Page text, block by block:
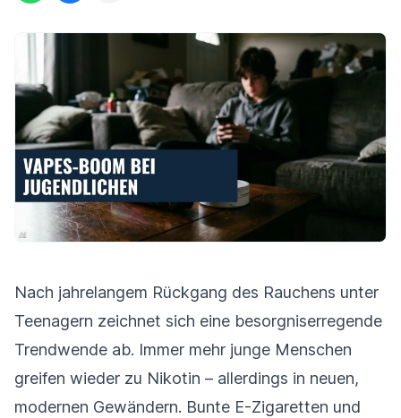
Nach jahrelangem Rückgang des Rauchens unter
Teenagern zeichnet sich eine besorgniserregende
Trendwende ab. Immer mehr junge Menschen
greifen wieder zu Nikotin – allerdings in neuen,
modernen Gewändern. Bunte E-Zigaretten und